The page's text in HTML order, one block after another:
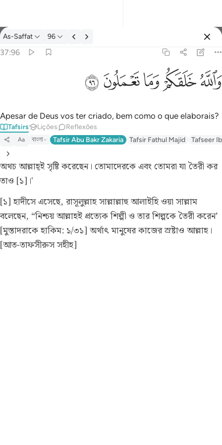
Tafsir: As-Saffat 37:96
As-Saffat 96
37:96
وَٱللَّهُ خَلَقَكُمْ وَمَا تَعْمَلُونَ ٩٦
ﲤﲥﲦﲧﲨ
Apesar de Deus vos ter criado, bem como o que elaborais?
Tafsirs Lições Reflexões
Aa বাংলা Tafsir Abu Bakr Zakaria Tafsir Fathul Majid Tafseer
অথচ আল্লাহ্ই সৃষ্টি করেছেন। তোমাদেরকে এবং তোমরা যা তৈরী কর
তাও [১]।'
[১] হাদীসে এসেছে, রাসূলুল্লাহ সাল্লাল্লাহু আলাইহি ওয়া সাল্লাম
বলেছেন, “নিশ্চয় আল্লাহই প্রত্যেক শিল্পী ও তার শিল্পকে তৈরী করেন’
[মুস্তাদরাকে হাকিম: ১/৩১] অর্থাৎ মানুষের কাজের স্রষ্টাও আল্লাহ।
[আত-তাফসীরুস সহীহ]